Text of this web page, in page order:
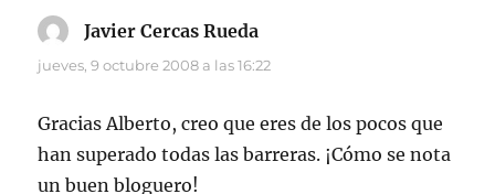
Javier Cercas Rueda
jueves, 9 octubre 2008 a las 16:22
Gracias Alberto, creo que eres de los pocos que
han superado todas las barreras. ¡Cómo se nota
un buen bloguero!